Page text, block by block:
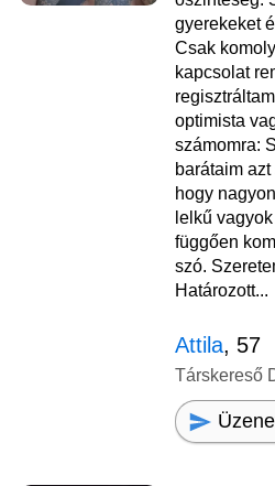
gyerekeket
Csak
kapcsolat
optimista
számomra:
barátaim
hogy
lelkű
függően
szó.
Határozott...
Attila, 57
Társkereső